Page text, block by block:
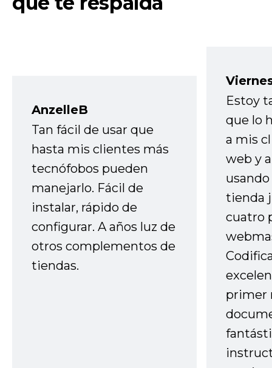
AnzelleB
Tan fácil de usar que
hasta mis clientes más
tecnófobos pueden
manejarlo. Fácil de
instalar, rápido de
configurar. A años luz de
otros complementos de
tiendas.
Estoy
que lo
a mis
web y
tienda
cuatro
primer